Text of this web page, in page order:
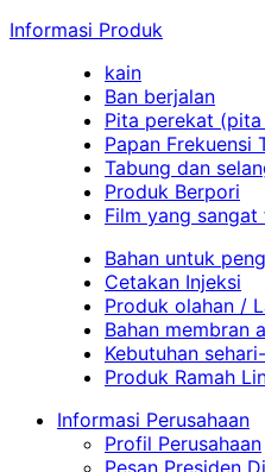
Informasi Produk
kain
Ban berjalan
Pita perekat (pita
Papan Frekuensi
Tabung dan
Produk Berpori
Film yang sangat
Bahan untuk
Cetakan Injeksi
Produk olahan /
Bahan membran
Kebutuhan
Produk Ramah
Informasi Perusahaan
Profil Perusahaan
Pesan Presiden